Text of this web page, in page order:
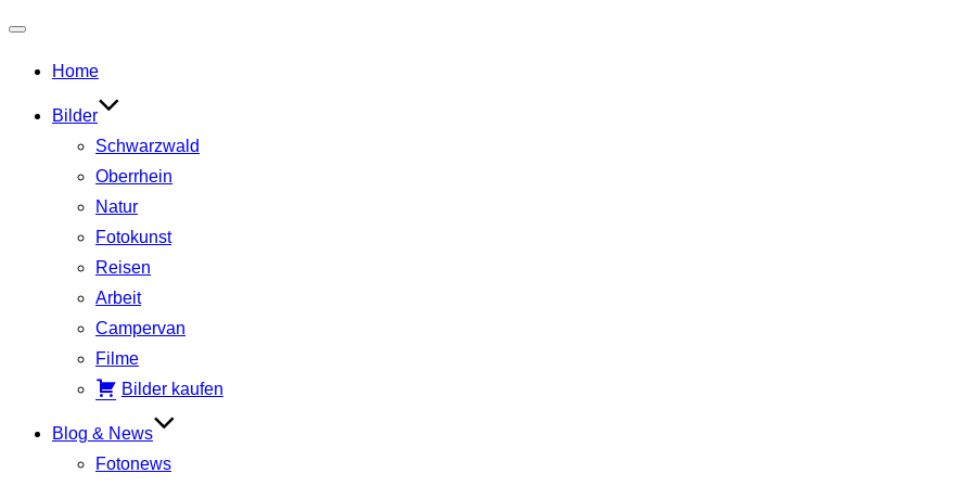
umschalten
Home
Bilder
Schwarzwald
Oberrhein
Natur
Fotokunst
Reisen
Arbeit
Campervan
Filme
Bilder kaufen
Blog & News
Fotonews